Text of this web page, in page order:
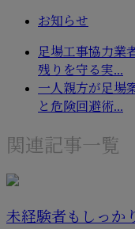
お知らせ
足場工事協力業
残りを守る実...
一人親方が足場
と危険回避術...
関連記事一覧
未経験者もしっか